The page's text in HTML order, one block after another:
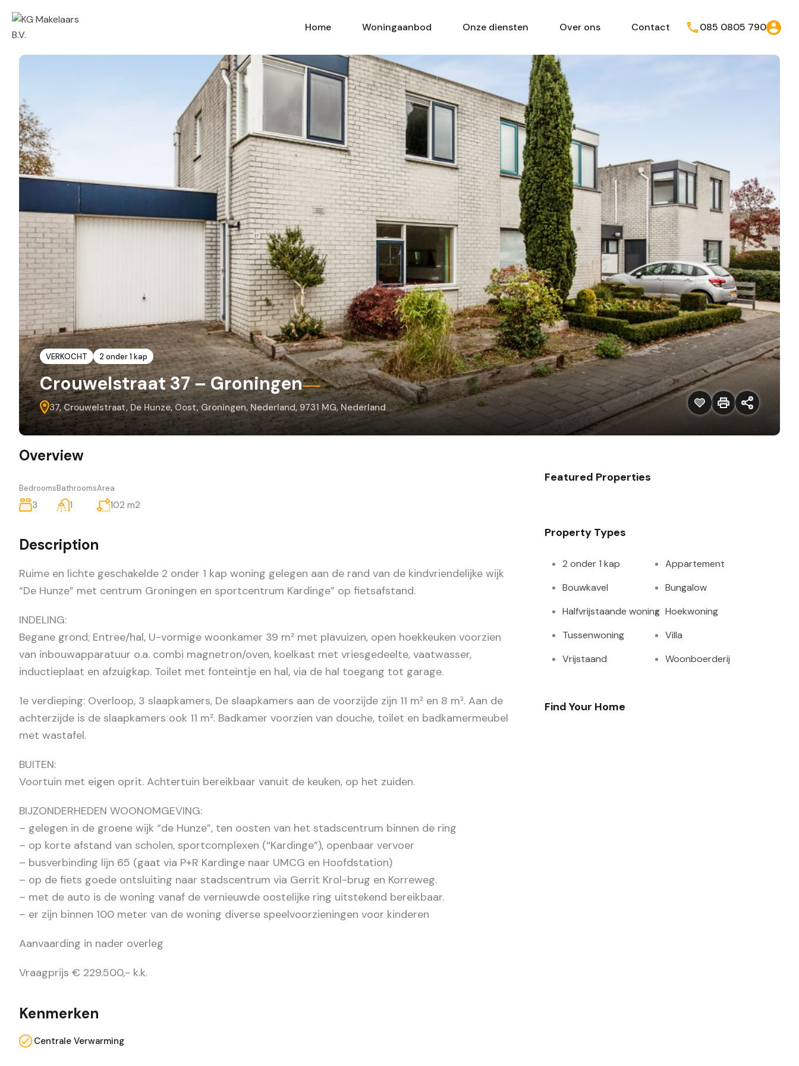
Home Woningaanbod Onze diensten Over ons Contact 085 0805 790
VERKOCHT 2 onder 1 kap
Crouwelstraat 37 – Groningen
37, Crouwelstraat, De Hunze, Oost, Groningen, Nederland, 9731 MG, Nederland
Overview
Bedrooms
3
Bathrooms
1
Area
102 m2
Description
Ruime en lichte geschakelde 2 onder 1 kap woning gelegen aan de rand van de kindvriendelijke wijk
“De Hunze” met centrum Groningen en sportcentrum Kardinge” op fietsafstand.
INDELING:
Begane grond; Entree/hal, U-vormige woonkamer 39 m² met plavuizen, open hoekkeuken voorzien
van inbouwapparatuur o.a. combi magnetron/oven, koelkast met vriesgedeelte, vaatwasser,
inductieplaat en afzuigkap. Toilet met fonteintje en hal, via de hal toegang tot garage.
1e verdieping: Overloop, 3 slaapkamers, De slaapkamers aan de voorzijde zijn 11 m² en 8 m². Aan de
achterzijde is de slaapkamers ook 11 m². Badkamer voorzien van douche, toilet en badkamermeubel
met wastafel.
BUITEN:
Voortuin met eigen oprit. Achtertuin bereikbaar vanuit de keuken, op het zuiden.
BIJZONDERHEDEN WOONOMGEVING:
– gelegen in de groene wijk “de Hunze”, ten oosten van het stadscentrum binnen de ring
– op korte afstand van scholen, sportcomplexen (“Kardinge”), openbaar vervoer
– busverbinding lijn 65 (gaat via P+R Kardinge naar UMCG en Hoofdstation)
– op de fiets goede ontsluiting naar stadscentrum via Gerrit Krol-brug en Korreweg.
– met de auto is de woning vanaf de vernieuwde oostelijke ring uitstekend bereikbaar.
– er zijn binnen 100 meter van de woning diverse speelvoorzieningen voor kinderen
Aanvaarding in nader overleg
Vraagprijs € 229.500,- k.k.
Kenmerken
Centrale Verwarming
Featured Properties
Property Types
2 onder 1 kap
Appartement
Bouwkavel
Bungalow
Halfvrijstaande woning Hoekwoning
Tussenwoning
Villa
Vrijstaand
Woonboerderij
Find Your Home